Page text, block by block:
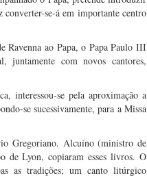
se-á em importante centro
Ravenna ao Papa, o Papa Paulo III
juntamente com novos cantores,
interessou-se pela aproximação a
se sucessivamente, para a Missa
Gregoriano. Alcuíno (ministro de
de Lyon, copiaram esses livros. O
as tradições; um canto litúrgico